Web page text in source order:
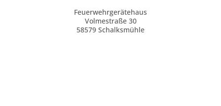
Feuerwehrgerätehaus
Volmestraße 30
58579 Schalksmühle